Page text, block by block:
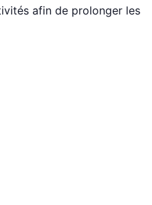
afin de prolonger les